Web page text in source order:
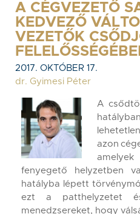
A CÉGVEZETŐ
KEDVEZŐ
VEZETŐK
2017. OKTÓBER 17.
dr. Gyimesi Péter
A
azon
fenyegető helyzetben
hatályba lépett
ezt a patthelyzetet
menedzsereket, hogy